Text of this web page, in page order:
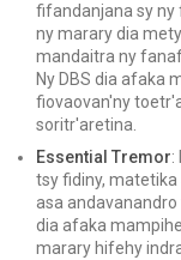
fifandanjana sy ny
ny marary dia
mandaitra ny
Ny DBS dia afaka
fiovaovan'ny
soritr'aretina.
Essential Tremor:
tsy fidiny,
asa
dia afaka
marary hifehy